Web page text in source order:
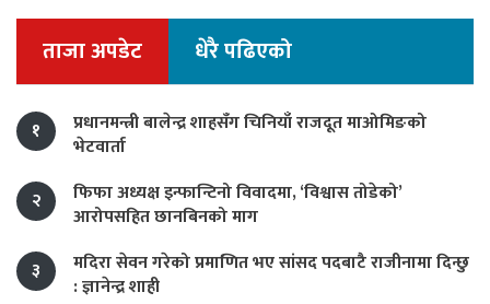
ताजा अपडेट धेरै पढिएको
१
प्रधानमन्त्री बालेन्द्र शाहसँग चिनियाँ राजदूत माओमिङको
भेटवार्ता
२
फिफा अध्यक्ष इन्फान्टिनो विवादमा, ‘विश्वास तोडेको’
आरोपसहित छानबिनको माग
३
मदिरा सेवन गरेको प्रमाणित भए सांसद पदबाटै राजीनामा दिन्छु
: ज्ञानेन्द्र शाही